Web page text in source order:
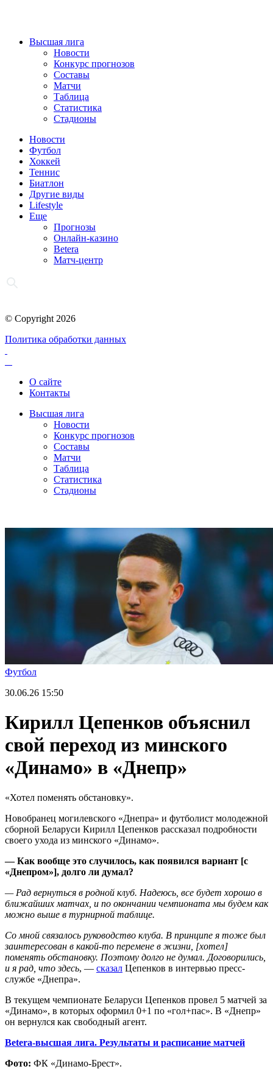
Высшая лига
Новости
Конкурс прогнозов
Составы
Матчи
Таблица
Статистика
Стадионы
Новости
Футбол
Хоккей
Теннис
Биатлон
Другие виды
Lifestyle
Еще
Прогнозы
Онлайн-казино
Betera
Матч-центр
© Copyright 2026
Политика обработки данных
О сайте
Контакты
Высшая лига
Новости
Конкурс прогнозов
Составы
Матчи
Таблица
Статистика
Стадионы
Футбол
30.06.26 15:50
Кирилл Цепенков объяснил
свой переход из минского
«Динамо» в «Днепр»
«Хотел поменять обстановку».
Новобранец могилевского «Днепра» и футболист молодежной
сборной Беларуси Кирилл Цепенков рассказал подробности
своего ухода из минского «Динамо».
— Как вообще это случилось, как появился вариант [с
«Днепром»], долго ли думал?
— Рад вернуться в родной клуб. Надеюсь, все будет хорошо в
ближайших матчах, и по окончании чемпионата мы будем как
можно выше в турнирной таблице.
Со мной связалось руководство клуба. В принципе я тоже был
заинтересован в какой-то перемене в жизни, [хотел]
поменять обстановку. Поэтому долго не думал. Договорились,
и я рад, что здесь, — сказал Цепенков в интервью пресс-
службе «Днепра».
В текущем чемпионате Беларуси Цепенков провел 5 матчей за
«Динамо», в которых оформил 0+1 по «гол+пас». В «Днепр»
он вернулся как свободный агент.
Betera-высшая лига. Результаты и расписание матчей
Фото: ФК «Динамо-Брест».